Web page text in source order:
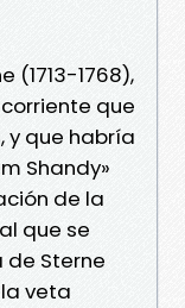
(1713-1768),
que
y que habría
Shandy»
de la
que se
Sterne
veta